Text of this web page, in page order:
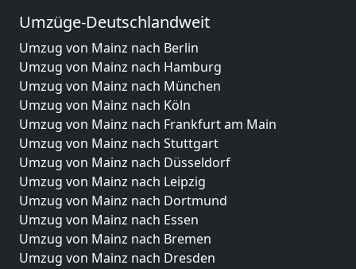
Umzüge-Deutschlandweit
Umzug von Mainz nach Berlin
Umzug von Mainz nach Hamburg
Umzug von Mainz nach München
Umzug von Mainz nach Köln
Umzug von Mainz nach Frankfurt am Main
Umzug von Mainz nach Stuttgart
Umzug von Mainz nach Düsseldorf
Umzug von Mainz nach Leipzig
Umzug von Mainz nach Dortmund
Umzug von Mainz nach Essen
Umzug von Mainz nach Bremen
Umzug von Mainz nach Dresden